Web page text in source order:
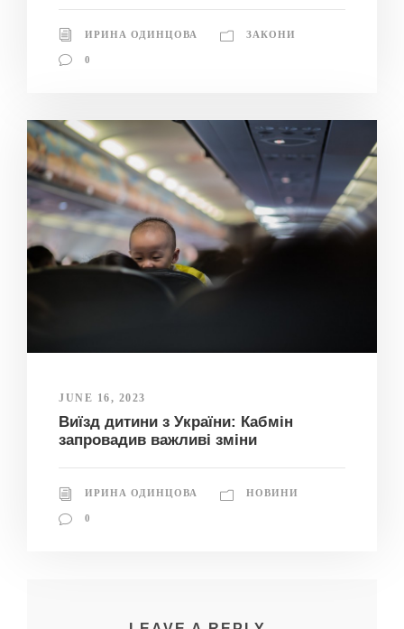
ИРИНА ОДИНЦОВА ЗАКОНИ
0
JUNE 16, 2023
Виїзд дитини з України: Кабмін
запровадив важливі зміни
ИРИНА ОДИНЦОВА НОВИНИ
0